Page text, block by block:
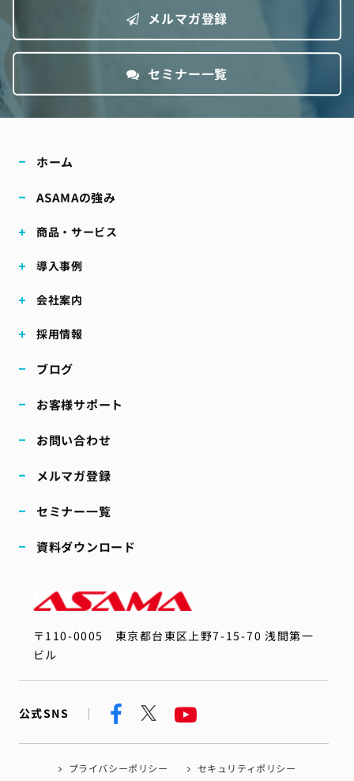
メルマガ登録
セミナー一覧
ホーム
ASAMAの強み
商品・サービス
導入事例
会社案内
採用情報
ブログ
お客様サポート
お問い合わせ
メルマガ登録
セミナー一覧
資料ダウンロード
〒110-0005 東京都台東区上野7-15-70 浅間第一
ビル
公式SNS
プライバシーポリシー セキュリティポリシー